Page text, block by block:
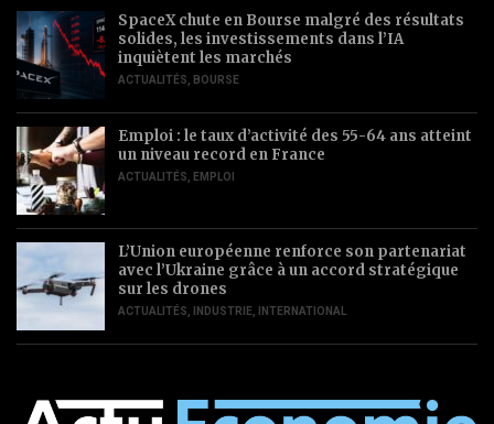
SpaceX chute en Bourse malgré des résultats
solides, les investissements dans l’IA
inquiètent les marchés
ACTUALITÉS BOURSE
Emploi : le taux d’activité des 55-64 ans atteint
un niveau record en France
ACTUALITÉS EMPLOI
L’Union européenne renforce son partenariat
avec l’Ukraine grâce à un accord stratégique
sur les drones
ACTUALITÉS INDUSTRIE INTERNATIONAL